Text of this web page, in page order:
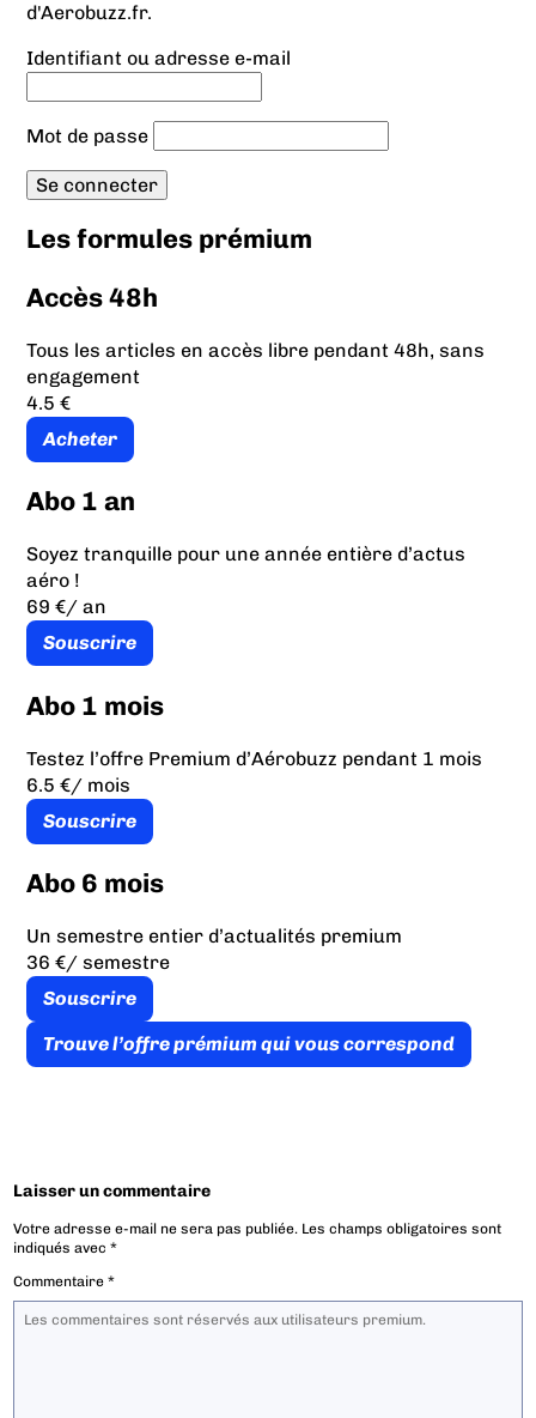
d'Aerobuzz.fr.
Identifiant ou adresse e-mail
Mot de passe
Les formules prémium
Accès 48h
Tous les articles en accès libre pendant 48h, sans
engagement
4.5 €
Acheter
Abo 1 an
Soyez tranquille pour une année entière d’actus
aéro !
69 €/ an
Souscrire
Abo 1 mois
Testez l’offre Premium d’Aérobuzz pendant 1 mois
6.5 €/ mois
Souscrire
Abo 6 mois
Un semestre entier d’actualités premium
36 €/ semestre
Souscrire
Trouve l’offre prémium qui vous correspond
Laisser un commentaire
Votre adresse e-mail ne sera pas publiée. Les champs obligatoires sont
indiqués avec*
Commentaire*